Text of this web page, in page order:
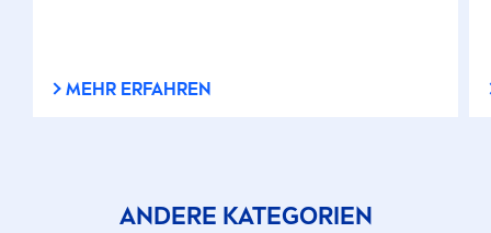
MEHR ERFAHREN
ANDERE KATEGORIEN